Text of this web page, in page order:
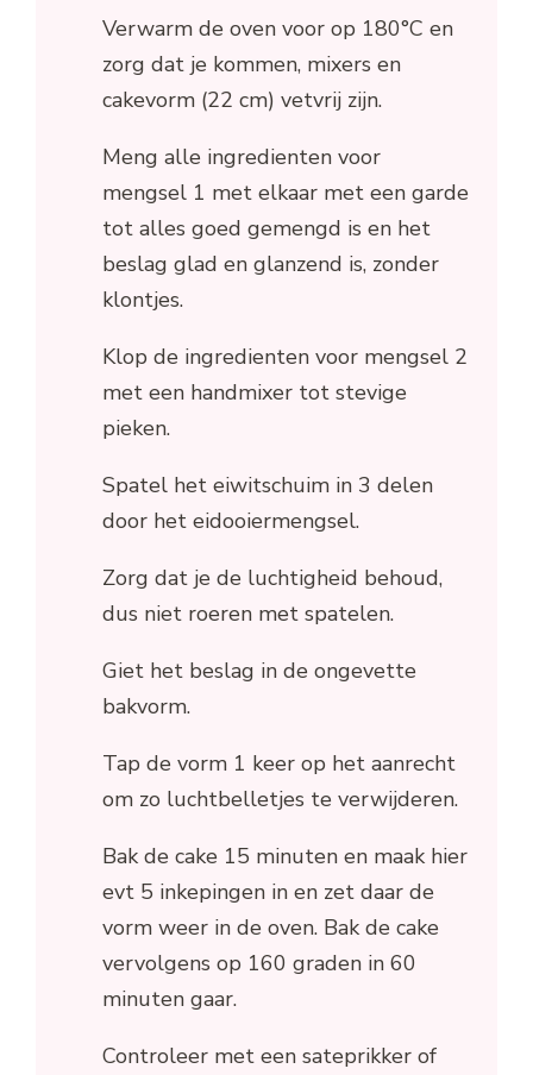
Verwarm de oven voor op 180°C en
zorg dat je kommen, mixers en
cakevorm (22 cm) vetvrij zijn.
Meng alle ingredienten voor
mengsel 1 met elkaar met een garde
tot alles goed gemengd is en het
beslag glad en glanzend is, zonder
klontjes.
Klop de ingredienten voor mengsel 2
met een handmixer tot stevige
pieken.
Spatel het eiwitschuim in 3 delen
door het eidooiermengsel.
Zorg dat je de luchtigheid behoud,
dus niet roeren met spatelen.
Giet het beslag in de ongevette
bakvorm.
Tap de vorm 1 keer op het aanrecht
om zo luchtbelletjes te verwijderen.
Bak de cake 15 minuten en maak hier
evt 5 inkepingen in en zet daar de
vorm weer in de oven. Bak de cake
vervolgens op 160 graden in 60
minuten gaar.
Controleer met een sateprikker of